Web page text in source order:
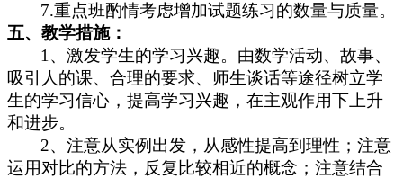
7.重点班酌情考虑增加试题练习的数量与质量。
五、 教学措施：
1、 激发学生的学习兴趣。由数学活动、故事、
吸引人的课、合理的要求、师生谈话等途径树立学
生的学习信心，提高学习兴趣，在主观作用下上升
和进步。
2、 注意从实例出发，从感性提高到理性；注意
运用对比的方法，反复比较相近的概念；注意结合